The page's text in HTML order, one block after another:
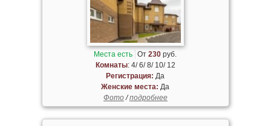
Места есть От230 руб.
Комнаты: 4/ 6/ 8/ 10/ 12
Регистрация: Да
Женские места: Да
Фото/подробнее